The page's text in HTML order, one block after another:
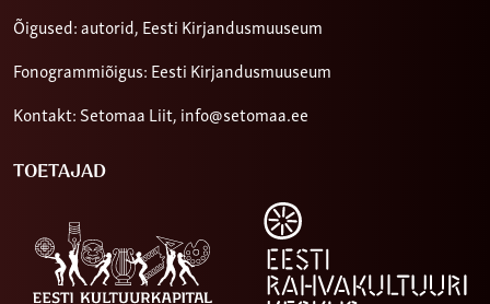
Õigused: autorid, Eesti Kirjandusmuuseum
Fonogrammiõigus: Eesti Kirjandusmuuseum
Kontakt: Setomaa Liit, info@setomaa.ee
TOETAJAD